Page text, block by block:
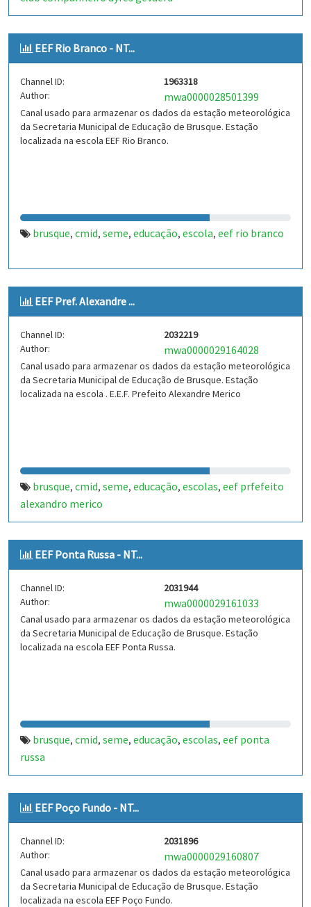
EEF Rio Branco - NT...
Channel ID:
1963318
Author:
mwa0000028501399
Canal usado para armazenar os dados da estação meteorológica
da Secretaria Municipal de Educação de Brusque. Estação
localizada na escola EEF Rio Branco.
brusque, cmid, seme, educação, escola, eef rio branco
EEF Pref. Alexandre ...
Channel ID:
2032219
Author:
mwa0000029164028
Canal usado para armazenar os dados da estação meteorológica
da Secretaria Municipal de Educação de Brusque. Estação
localizada na escola . E.E.F. Prefeito Alexandre Merico
brusque, cmid, seme, educação, escolas, eef prfefeito
alexandro merico
EEF Ponta Russa - NT...
Channel ID:
2031944
Author:
mwa0000029161033
Canal usado para armazenar os dados da estação meteorológica
da Secretaria Municipal de Educação de Brusque. Estação
localizada na escola EEF Ponta Russa.
brusque, cmid, seme, educação, escolas, eef ponta
russa
EEF Poço Fundo - NT...
Channel ID:
2031896
Author:
mwa0000029160807
Canal usado para armazenar os dados da estação meteorológica
da Secretaria Municipal de Educação de Brusque. Estação
localizada na escola EEF Poço Fundo.